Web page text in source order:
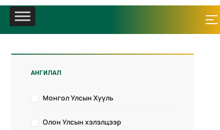
АНГИЛАЛ
Монгол Улсын Хууль
Олон Улсын хэлэлцээр